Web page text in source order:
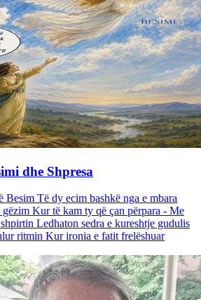
dhe Shpresa
Të dy ecim bashkë nga e mbara
Kur të kam ty që çan përpara - Me
Ledhaton sedra e kureshtje gudulis
ritmin Kur ironia e fatit frelëshuar